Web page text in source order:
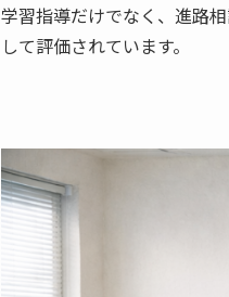
学習指導だけでなく、進路
して評価されています。